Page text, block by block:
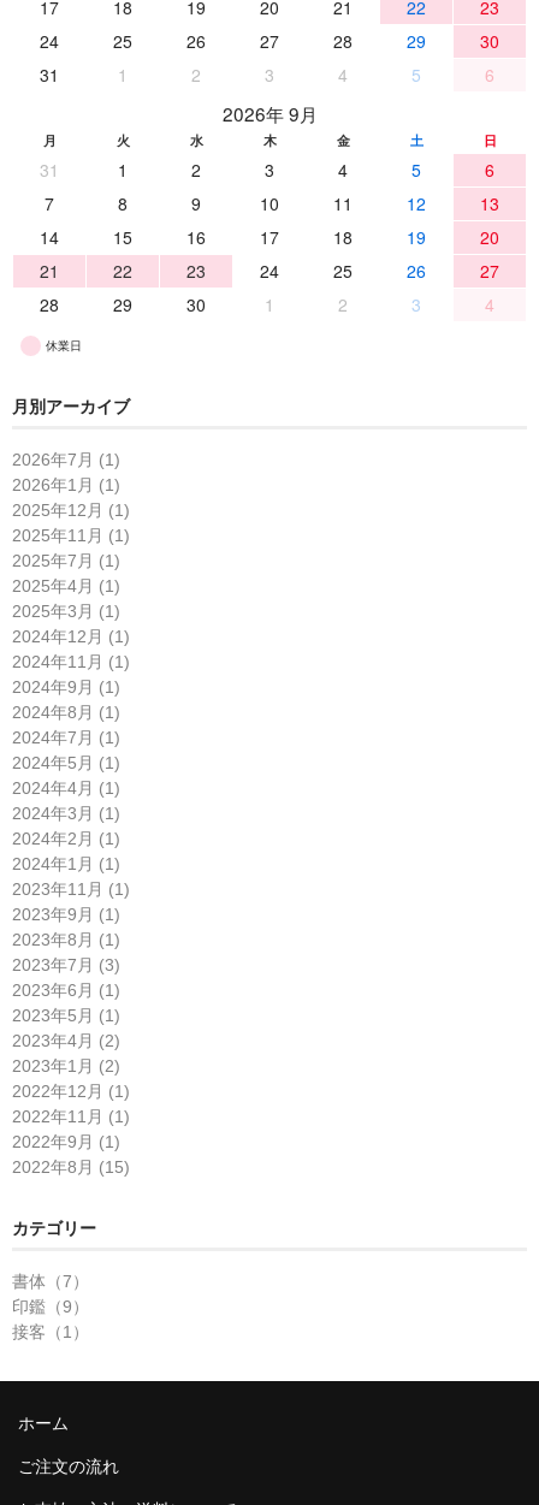
17
18 19 20 21 22
23
24
25 26 27 28 29
30
31
1 2 3 4 5 6
2026年 9月
月 火 水 木 金 土 日
31 1 2 3 4 5
6
7
8 9 10 11 12
13
14
15 16 17 18 19
20
21
22 23 24 25 26
27
28
29 30 1 2 3 4
休業日
月別アーカイブ
2026年7月 (1)
2026年1月 (1)
2025年12月 (1)
2025年11月 (1)
2025年7月 (1)
2025年4月 (1)
2025年3月 (1)
2024年12月 (1)
2024年11月 (1)
2024年9月 (1)
2024年8月 (1)
2024年7月 (1)
2024年5月 (1)
2024年4月 (1)
2024年3月 (1)
2024年2月 (1)
2024年1月 (1)
2023年11月 (1)
2023年9月 (1)
2023年8月 (1)
2023年7月 (3)
2023年6月 (1)
2023年5月 (1)
2023年4月 (2)
2023年1月 (2)
2022年12月 (1)
2022年11月 (1)
2022年9月 (1)
2022年8月 (15)
カテゴリー
書体（7）
印鑑（9）
接客（1）
ホーム
ご注文の流れ